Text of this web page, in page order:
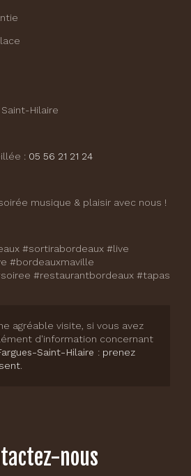
Saint-Hilaire
: 05 56 21 21 24
musique & plaisir avec nous !
#sortirabordeaux #live
#bordeauxmaville
#restaurantbordeaux #tapas
agréable visite, si vous avez
d'information concernant
Saint-Hilaire : prenez
.
nous